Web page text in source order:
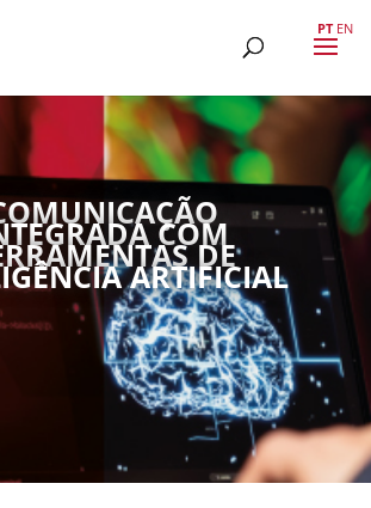
COM
DE
ARTIFICIAL
PT EN